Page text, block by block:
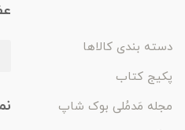
دسته بندی کالاها
پکیج کتاب
مجله مَدمُلی بوک شاپ